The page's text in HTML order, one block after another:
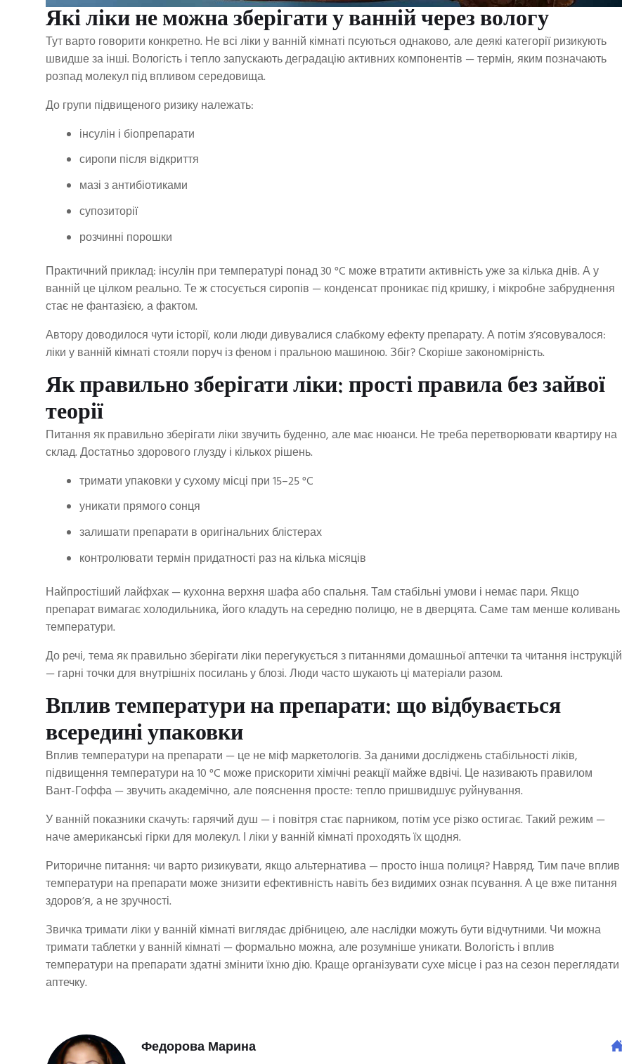
Які ліки не можна зберігати у ванній через вологу
Тут варто говорити конкретно. Не всі ліки у ванній кімнаті псуються однаково, але деякі категорії ризикують
швидше за інші. Вологість і тепло запускають деградацію активних компонентів — термін, яким позначають
розпад молекул під впливом середовища.
До групи підвищеного ризику належать:
інсулін і біопрепарати
сиропи після відкриття
мазі з антибіотиками
супозиторії
розчинні порошки
Практичний приклад: інсулін при температурі понад 30 °C може втратити активність уже за кілька днів. А у
ванній це цілком реально. Те ж стосується сиропів — конденсат проникає під кришку, і мікробне забруднення
стає не фантазією, а фактом.
Автору доводилося чути історії, коли люди дивувалися слабкому ефекту препарату. А потім з’ясовувалося:
ліки у ванній кімнаті стояли поруч із феном і пральною машиною. Збіг? Скоріше закономірність.
Як правильно зберігати ліки: прості правила без зайвої
теорії
Питання як правильно зберігати ліки звучить буденно, але має нюанси. Не треба перетворювати квартиру на
склад. Достатньо здорового глузду і кількох рішень.
тримати упаковки у сухому місці при 15–25 °C
уникати прямого сонця
залишати препарати в оригінальних блістерах
контролювати термін придатності раз на кілька місяців
Найпростіший лайфхак — кухонна верхня шафа або спальня. Там стабільні умови і немає пари. Якщо
препарат вимагає холодильника, його кладуть на середню полицю, не в дверцята. Саме там менше коливань
температури.
До речі, тема як правильно зберігати ліки перегукується з питаннями домашньої аптечки та читання інструкцій
— гарні точки для внутрішніх посилань у блозі. Люди часто шукають ці матеріали разом.
Вплив температури на препарати: що відбувається
всередині упаковки
Вплив температури на препарати — це не міф маркетологів. За даними досліджень стабільності ліків,
підвищення температури на 10 °C може прискорити хімічні реакції майже вдвічі. Це називають правилом
Вант-Гоффа — звучить академічно, але пояснення просте: тепло пришвидшує руйнування.
У ванній показники скачуть: гарячий душ — і повітря стає парником, потім усе різко остигає. Такий режим —
наче американські гірки для молекул. І ліки у ванній кімнаті проходять їх щодня.
Риторичне питання: чи варто ризикувати, якщо альтернатива — просто інша полиця? Навряд. Тим паче вплив
температури на препарати може знизити ефективність навіть без видимих ознак псування. А це вже питання
здоров’я, а не зручності.
Звичка тримати ліки у ванній кімнаті виглядає дрібницею, але наслідки можуть бути відчутними. Чи можна
тримати таблетки у ванній кімнаті — формально можна, але розумніше уникати. Вологість і вплив
температури на препарати здатні змінити їхню дію. Краще організувати сухе місце і раз на сезон переглядати
аптечку.
Федорова Марина